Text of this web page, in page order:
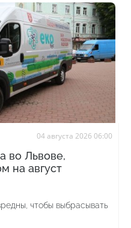
04 августа 2026 06:00
во Львове,
на август
чтобы выбрасывать